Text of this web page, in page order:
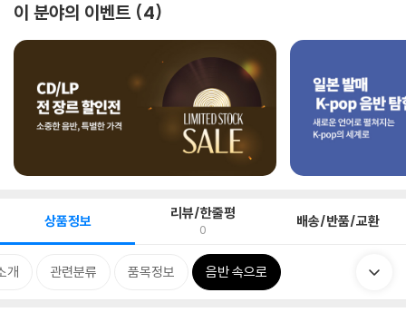
이 분야의 이벤트 4
상품정보 리뷰/한줄평
0 배송/반품/교환
개 관련분류 품목정보 음반 속으로